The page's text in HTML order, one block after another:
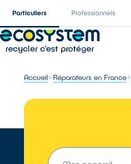
Particuliers Professionnels
Accueil Réparateurs en France